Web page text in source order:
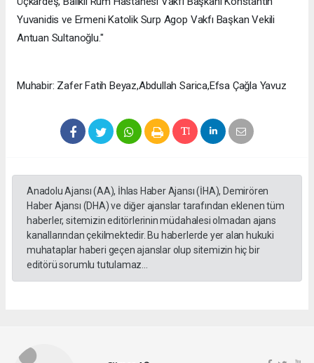
Yuvanidis ve Ermeni Katolik Surp Agop Vakfı Başkan Vekili
Antuan Sultanoğlu."
Muhabir: Zafer Fatih Beyaz,Abdullah Sarica,Efsa Çağla Yavuz
Anadolu Ajansı (AA), İhlas Haber Ajansı (İHA), Demirören
Haber Ajansı (DHA) ve diğer ajanslar tarafından eklenen tüm
haberler, sitemizin editörlerinin müdahalesi olmadan ajans
kanallarından çekilmektedir. Bu haberlerde yer alan hukuki
muhataplar haberi geçen ajanslar olup sitemizin hiç bir
editörü sorumlu tutulamaz...